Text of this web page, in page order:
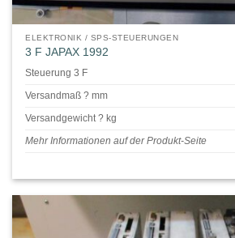
ELEKTRONIK / SPS-STEUERUNGEN
3 F JAPAX 1992
Steuerung 3 F
Versandmaß ? mm
Versandgewicht ? kg
Mehr Informationen auf der Produkt-Seite